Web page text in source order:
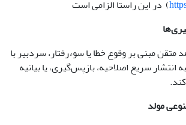
) در این راستا الزامی است
مبنی بر وقوع خطا یا سوء‌رفتار، سردبیر با
سریع اصلاحیه، بازپس‌گیری، یا بیانیه
مولد